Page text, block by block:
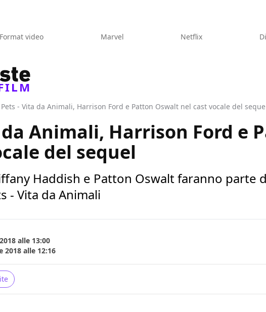
Format video Marvel Netflix
Pets - Vita da Animali, Harrison Ford e Patton Oswalt nel cast vocale del
Animali, Harrison Ford e
del sequel
Haddish e Patton Oswalt faranno parte
- Vita da Animali
alle 13:00
2018 alle 12:16